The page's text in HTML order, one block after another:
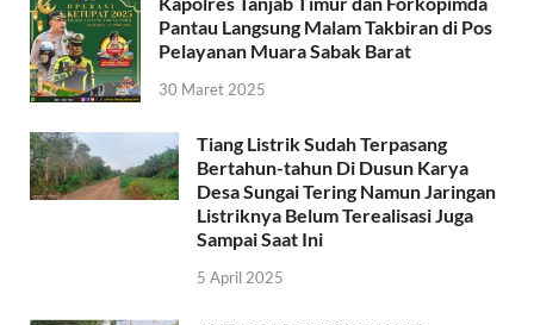
Pantau Langsung Malam Takbiran di Pos
Pelayanan Muara Sabak Barat
30 Maret 2025
Tiang Listrik Sudah Terpasang
Bertahun-tahun Di Dusun Karya
Desa Sungai Tering Namun Jaringan
Listriknya Belum Terealisasi Juga
Sampai Saat Ini
5 April 2025